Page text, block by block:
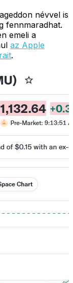
névvel is
fennmaradhat.
emeli a
az Apple
.